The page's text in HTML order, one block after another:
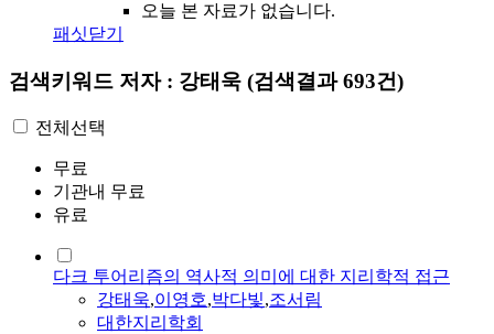
오늘 본 자료가 없습니다.
패싯닫기
검색키워드 저자 : 강태욱 (검색결과 693건)
전체선택
무료
기관내 무료
유료
다크 투어리즘의 역사적 의미에 대한 지리학적 접근
강태욱,이영호,박다빛,조서림
대한지리학회